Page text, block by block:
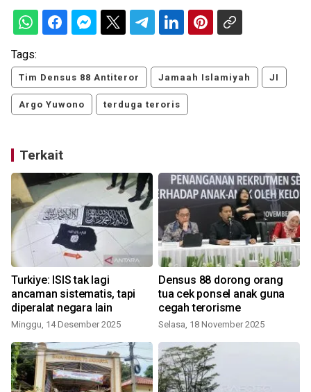
Tags:
Tim Densus 88 Antiteror Jamaah Islamiyah JI
Argo Yuwono terduga teroris
Terkait
Turkiye: ISIS tak lagi
ancaman sistematis, tapi
diperalat negara lain
Minggu, 14 Desember 2025
Densus 88 dorong orang
tua cek ponsel anak guna
cegah terorisme
Selasa, 18 November 2025